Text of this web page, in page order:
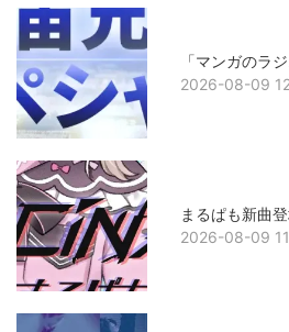
「マンガのラ
2026-08-09
まるぱも新曲登
2026-08-09